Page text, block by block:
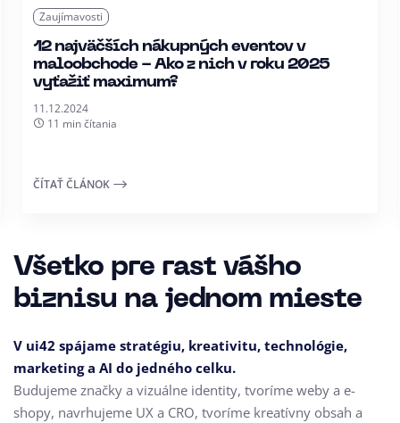
Zaujímavosti
12 najväčších nákupných eventov v
maloobchode - Ako z nich v roku 2025
vyťažiť maximum?
11.12.2024
11 min čítania
ČÍTAŤ ČLÁNOK
Všetko pre rast vášho
biznisu na jednom mieste
V ui42 spájame stratégiu, kreativitu, technológie,
marketing a AI do jedného celku.
Budujeme značky a vizuálne identity, tvoríme weby a e-
shopy, navrhujeme UX a CRO, tvoríme kreatívny obsah a